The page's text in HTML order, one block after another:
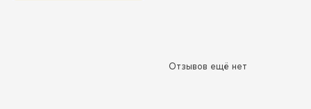
Отзывов ещё нет